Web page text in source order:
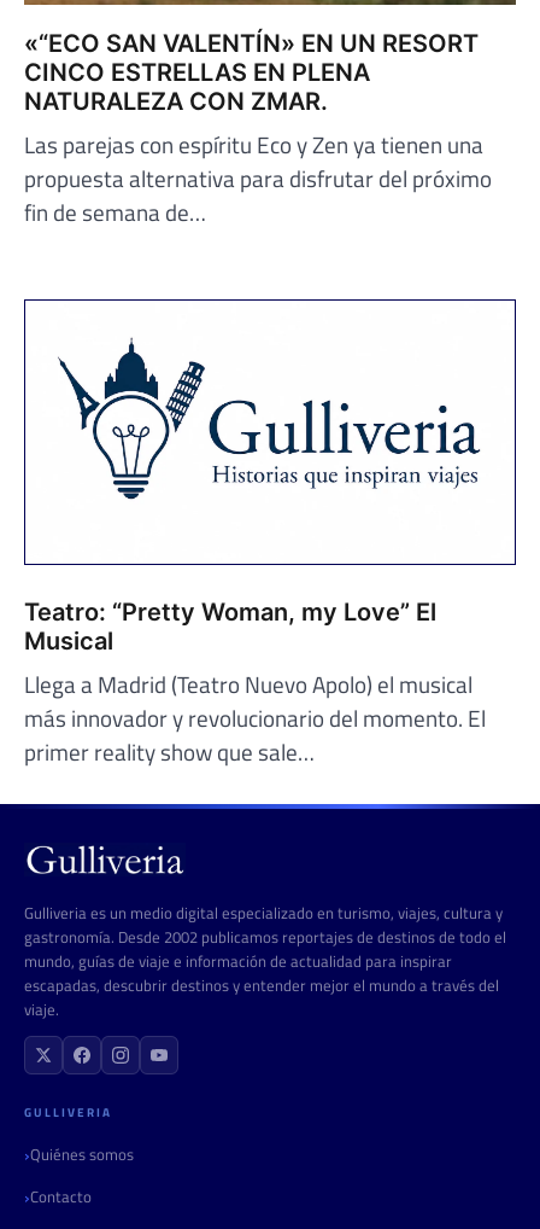
«“ECO SAN VALENTÍN» EN UN RESORT
CINCO ESTRELLAS EN PLENA
NATURALEZA CON ZMAR.
Las parejas con espíritu Eco y Zen ya tienen una
propuesta alternativa para disfrutar del próximo
fin de semana de…
Teatro: “Pretty Woman, my Love” El
Musical
Llega a Madrid (Teatro Nuevo Apolo) el musical
más innovador y revolucionario del momento. El
primer reality show que sale…
Gulliveria es un medio digital especializado en turismo, viajes, cultura y
gastronomía. Desde 2002 publicamos reportajes de destinos de todo el
mundo, guías de viaje e información de actualidad para inspirar
escapadas, descubrir destinos y entender mejor el mundo a través del
viaje.
GULLIVERIA
Quiénes somos
Contacto